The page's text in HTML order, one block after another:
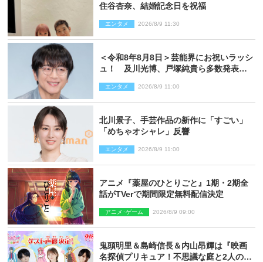
住谷杏奈、結婚記念日を祝福
エンタメ 2026/8/9 11:30
＜令和8年8月8日＞芸能界にお祝いラッシ
ュ！ 及川光博、戸塚純貴ら多数発表結
エンタメ 2026/8/9 11:00
北川景子、手芸作品の新作に「すごい」
「めちゃオシャレ」反響
エンタメ 2026/8/9 11:00
アニメ『薬屋のひとりごと』1期・2期全
話がTVerで期間限定無料配信決定
アニメ･ゲーム 2026/8/9 09:00
鬼頭明里＆島崎信長＆内山昂輝は『映画
名探偵プリキュア！不思議な庭と2人の秘